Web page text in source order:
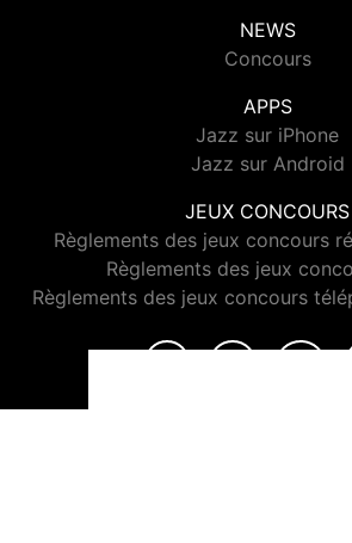
NEWS
Concours
APPS
Jazz sur iPhone
Jazz sur Android
JEUX CONCOURS
Règlements des jeux concours
Règlements des jeux
Règlements des jeux concours